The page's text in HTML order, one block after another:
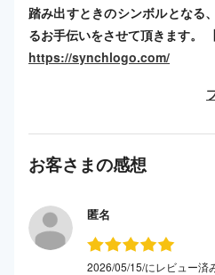
踏み出すときのシンボルとなる
るお手伝いをさせて頂きます。
https://synchlogo.com/
お客さまの感想
匿名
2026/05/15/にレビュー済